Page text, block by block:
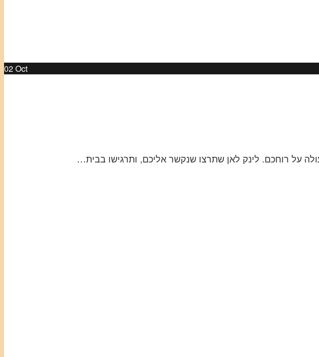
02Oct
על רוחכם. לינק לאן שתרצו שנקשר אליכם, ותרגישו בבית…